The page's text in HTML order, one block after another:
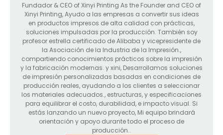
Fundador & CEO of Xinyi Printing As the Founder and CEO of
Xinyi Printing, Ayudo a las empresas a convertir sus ideas
en productos impresos de alta calidad con prácticas,
soluciones impulsadas por la producción. También soy
profesor estrella certificado de Alibaba y vicepresidente de
la Asociación de la Industria de la Impresión.,
compartiendo conocimientos prácticos sobre la impresión
y la fabricación modernas. y xini, Desarrollamos soluciones
de impresión personalizadas basadas en condiciones de
producción reales, ayudando a los clientes a seleccionar
los materiales adecuados., estructuras, y especificaciones
para equilibrar el costo, durabilidad, e impacto visual. Si
estás lanzando un nuevo proyecto, Mi equipo brindará
orientación y apoyo durante todo el proceso de
producción..